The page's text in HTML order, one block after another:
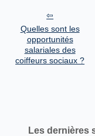
Quelles sont les
opportunités
salariales des
coiffeurs sociaux ?
Les dernières